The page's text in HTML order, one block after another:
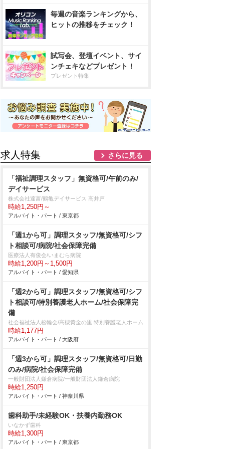
毎週の音楽ランキングから、
ヒットの推移をチェック！
試写会、登壇イベント、サイ
ンチェキなどプレゼント！
プレゼント特集
求人特集 さらに見る
「福祉調理スタッフ」無資格可/午前のみ/
デイサービス
株式会社達富/鶴亀デイサービス 高井戸
時給1,250円～
アルバイト・パート / 東京都
「週1から可」調理スタッフ/無資格可/シフ
ト相談可/病院/社会保障完備
医療法人有俊会/いまむら病院
時給1,200円～1,500円
アルバイト・パート / 愛知県
「週2から可」調理スタッフ/無資格可/シフ
ト相談可/特別養護老人ホーム/社会保障完
備
社会福祉法人松輪会/高槻黄金の里 特別養護老人ホーム
時給1,177円
アルバイト・パート / 大阪府
「週3から可」調理スタッフ/無資格可/日勤
のみ/病院/社会保障完備
一般財団法人鎌倉病院/一般財団法人鎌倉病院
時給1,250円
アルバイト・パート / 神奈川県
歯科助手/未経験OK・扶養内勤務OK
いなかず歯科
時給1,300円
アルバイト・パート / 東京都